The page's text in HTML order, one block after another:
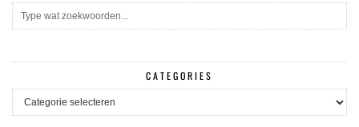
CATEGORIES
CATEGORIES